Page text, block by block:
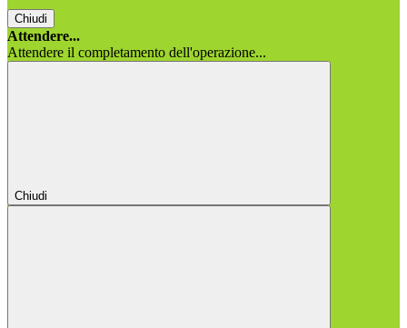
Chiudi
Attendere...
Attendere il completamento dell'operazione...
Chiudi